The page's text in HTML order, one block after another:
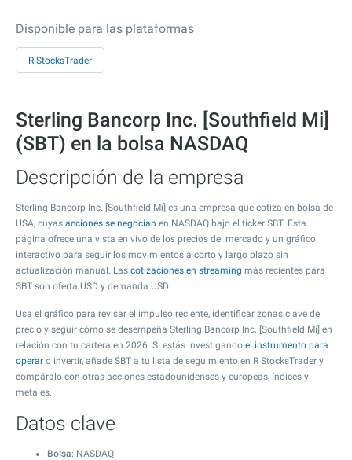
Disponible para las plataformas
R StocksTrader
Sterling Bancorp Inc. [Southfield Mi]
(SBT) en la bolsa NASDAQ
Descripción de la empresa
Sterling Bancorp Inc. [Southfield Mi] es una empresa que cotiza en bolsa de
USA, cuyas acciones se negocian en NASDAQ bajo el ticker SBT. Esta
página ofrece una vista en vivo de los precios del mercado y un gráfico
interactivo para seguir los movimientos a corto y largo plazo sin
actualización manual. Las cotizaciones en streaming más recientes para
SBT son oferta USD y demanda USD.
Usa el gráfico para revisar el impulso reciente, identificar zonas clave de
precio y seguir cómo se desempeña Sterling Bancorp Inc. [Southfield Mi] en
relación con tu cartera en 2026. Si estás investigando el instrumento para
operar o invertir, añade SBT a tu lista de seguimiento en R StocksTrader y
compáralo con otras acciones estadounidenses y europeas, índices y
metales.
Datos clave
Bolsa: NASDAQ